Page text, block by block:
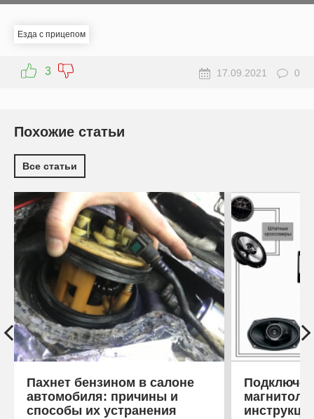
Езда с прицепом
3 17.09.2021 0
Похожие статьи
Все статьи
Пахнет бензином в салоне
автомобиля: причины и
способы их устранения